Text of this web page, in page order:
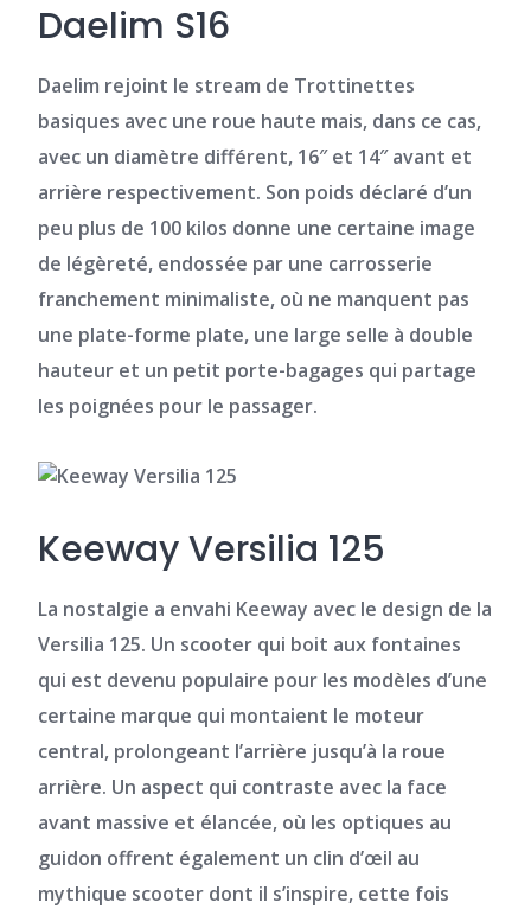
Daelim S16
Daelim rejoint le stream de Trottinettes
basiques avec une roue haute mais, dans ce cas,
avec un diamètre différent, 16″ et 14″avant et
arrière respectivement. Son poids déclaré d’un
peu plus de 100 kilos donne une certaine image
de légèreté, endossée par une carrosserie
franchement minimaliste, où ne manquent pas
une plate-forme plate, une large selle à double
hauteur et un petit porte-bagages qui partage
les poignées pour le passager.
Keeway Versilia 125
La nostalgie a envahi Keeway avec le design de la
Versilia 125. Un scooter qui boit aux fontaines
qui est devenu populaire pour les modèles d’une
certaine marque qui montaient le moteur
central, prolongeant l’arrière jusqu’à la roue
arrière. Un aspect qui contraste avec la face
avant massive et élancée, où les optiques au
guidon offrent également un clin d’œil au
mythique scooter dont il s’inspire, cette fois